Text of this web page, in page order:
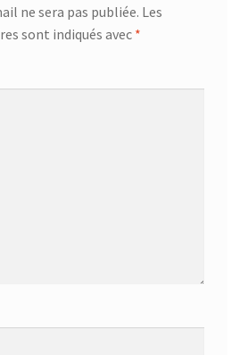
ne sera pas publiée. Les
sont indiqués avec *